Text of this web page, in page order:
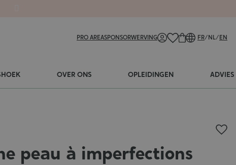
PRO AREASPONSORWERVING FR/NL/EN
OVER ONS OPLEIDINGEN ADVIES
peau à imperfections